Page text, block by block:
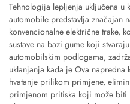
Tehnologija lepljenja uključena u
automobile predstavlja značajan
konvencionalne električne trake,
sustave na bazi gume koji
automobilskim podlogama,
uklanjanja kada je Ova
hvatanje prilikom primjene,
primjenom pritiska koji može biti